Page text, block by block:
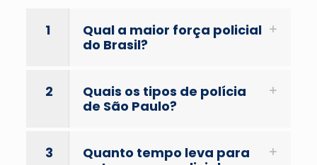
1
Qual a maior força policial
do Brasil?
2
Quais os tipos de polícia
de São Paulo?
3
Quanto tempo leva para